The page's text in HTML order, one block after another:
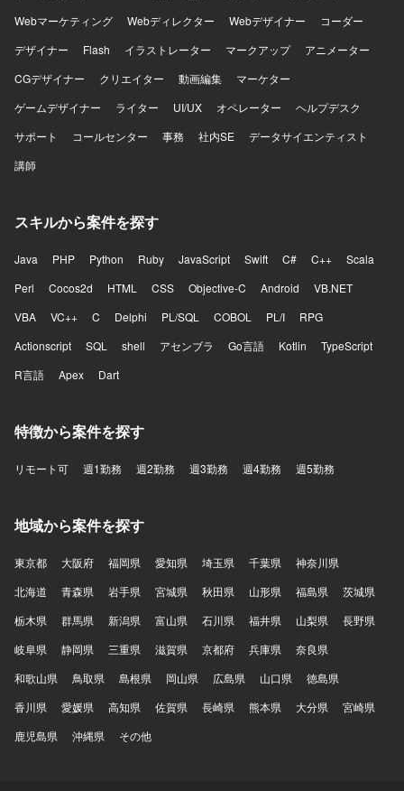
Webマーケティング
Webディレクター Webデザイナー
コーダー
デザイナー
Flash イラストレーター マークアップ
アニメーター
CGデザイナー
クリエイター 動画編集
マーケター
ゲームデザイナー
ライター UI/UX オペレーター
ヘルプデスク
サポート
コールセンター 事務 社内SE
データサイエンティスト
講師
スキルから案件を探す
Java PHP Python Ruby JavaScript Swift C# C++
Scala
Perl
Cocos2d HTML CSS Objective-C Android
VB.NET
VBA
VC++ C Delphi PL/SQL COBOL PL/I
RPG
Actionscript
SQL shell アセンブラ Go言語 Kotlin
TypeScript
R言語
Apex Dart
特徴から案件を探す
リモート可 週1勤務 週2勤務 週3勤務 週4勤務 週5勤務
地域から案件を探す
東京都 大阪府 福岡県 愛知県 埼玉県 千葉県
神奈川県
北海道
青森県 岩手県 宮城県 秋田県 山形県 福島県
茨城県
栃木県
群馬県 新潟県 富山県 石川県 福井県 山梨県
長野県
岐阜県
静岡県 三重県 滋賀県 京都府 兵庫県
奈良県
和歌山県
鳥取県 島根県 岡山県 広島県 山口県
徳島県
香川県
愛媛県 高知県 佐賀県 長崎県 熊本県 大分県
宮崎県
鹿児島県
沖縄県 その他